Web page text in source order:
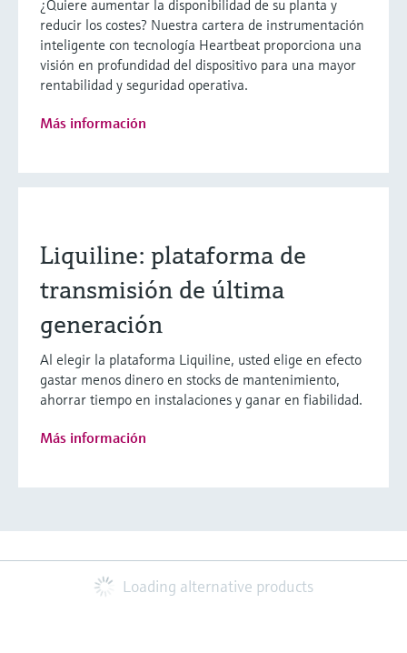
¿Quiere aumentar la disponibilidad de su planta y
reducir los costes? Nuestra cartera de instrumentación
inteligente con tecnología Heartbeat proporciona una
visión en profundidad del dispositivo para una mayor
rentabilidad y seguridad operativa.
Más información
Liquiline: plataforma de
transmisión de última
generación
Al elegir la plataforma Liquiline, usted elige en efecto
gastar menos dinero en stocks de mantenimiento,
ahorrar tiempo en instalaciones y ganar en fiabilidad.
Más información
Loading alternative products